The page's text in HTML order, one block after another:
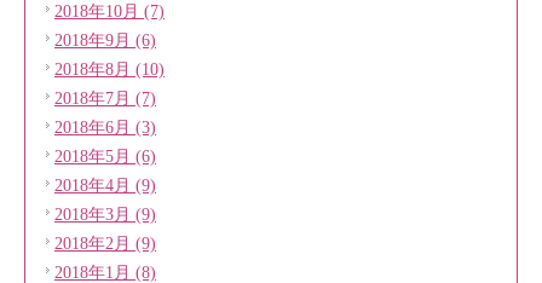
2018年10月 (7)
2018年9月 (6)
2018年8月 (10)
2018年7月 (7)
2018年6月 (3)
2018年5月 (6)
2018年4月 (9)
2018年3月 (9)
2018年2月 (9)
2018年1月 (8)